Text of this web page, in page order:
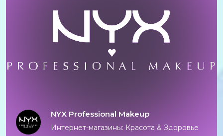
NYX Professional Makeup
Интернет-магазины: Красота & Здоровье